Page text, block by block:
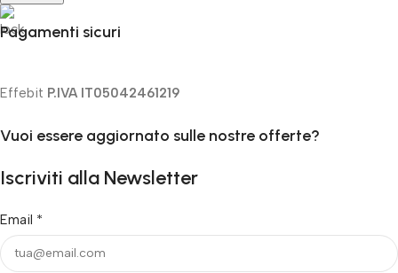
Pagamenti sicuri
Effebit P.IVA IT05042461219
Vuoi essere aggiornato sulle nostre offerte?
Iscriviti alla Newsletter
Email *